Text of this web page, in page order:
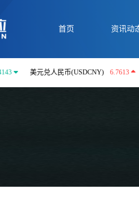
首页 资讯动
美元兑人民币(USDCNY) 6.7613 欧元